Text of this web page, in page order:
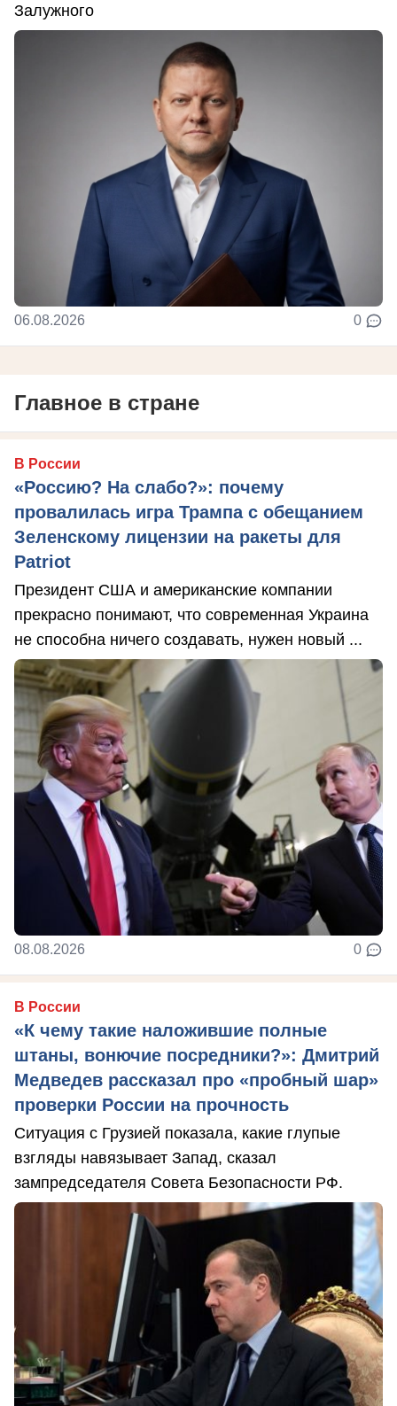
Залужного
06.08.2026 0
Главное в стране
В России
«Россию? На слабо?»: почему
провалилась игра Трампа с обещанием
Зеленскому лицензии на ракеты для
Patriot
Президент США и американские компании
прекрасно понимают, что современная Украина
не способна ничего создавать, нужен новый ...
08.08.2026 0
В России
«К чему такие наложившие полные
штаны, вонючие посредники?»: Дмитрий
Медведев рассказал про «пробный шар»
проверки России на прочность
Ситуация с Грузией показала, какие глупые
взгляды навязывает Запад, сказал
зампредседателя Совета Безопасности РФ.